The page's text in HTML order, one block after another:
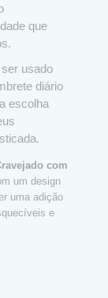
que
usado
diário
escolha
com
um design
uma adição
e